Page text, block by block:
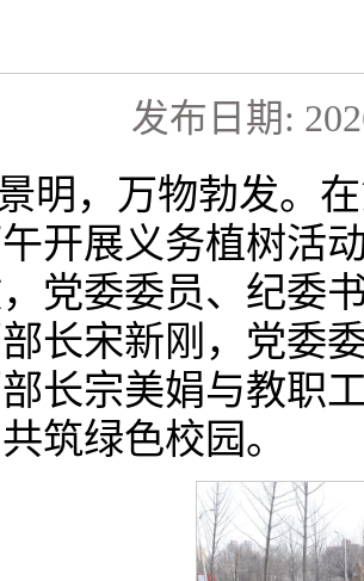
发布日期:
明，万物勃发。
开展义务植树活
党委委员、纪委
长宋新刚，党委
长宗美娟与教职
筑绿色校园。